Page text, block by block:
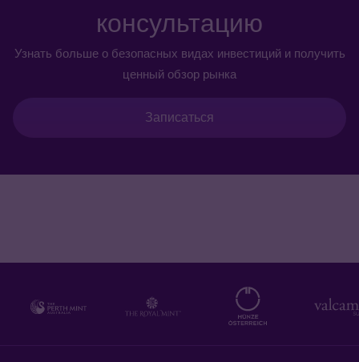
консультацию
Узнать больше о безопасных видах инвестиций и получить
ценный обзор рынка
Записаться